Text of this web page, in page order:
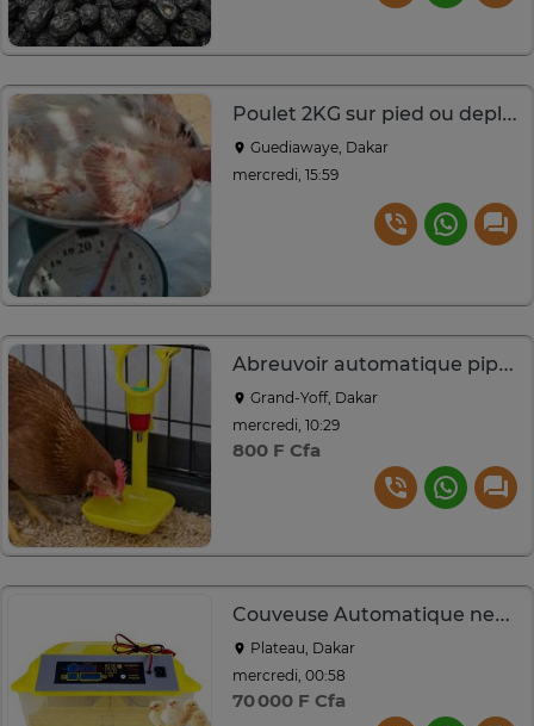
Poulet 2KG sur pied ou deplumé
Guediawaye, Dakar
mercredi, 15:59
Abreuvoir automatique pipette
Grand-Yoff, Dakar
mercredi, 10:29
800 F Cfa
Couveuse Automatique neuve
Plateau, Dakar
mercredi, 00:58
70 000 F Cfa